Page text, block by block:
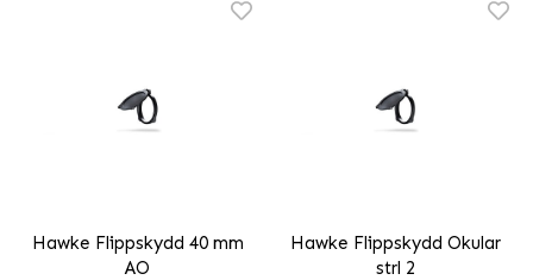
Hawke Flippskydd 40 mm
AO
Hawke Flippskydd Okular
strl 2